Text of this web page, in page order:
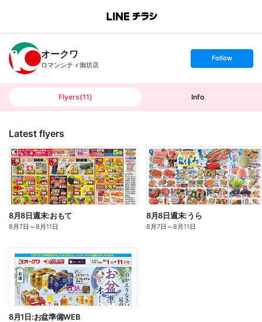
B
n
c
h
T
オークワ
ロマンシティ御坊店
s
t
o
Follow
Flyers(11) Info
Latest flyers
8月8日週末:おもて
8月7日 ～8月11日
8月8日週末:うら
8月7日 ～8月11日
8月1日:お盆準備WEB